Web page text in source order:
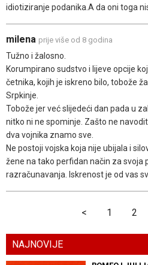
idiotiziranje podanika.A da oni toga
milena prije više od 8 godina
Tužno i žalosno.
Korumpirano sudstvo i lijeve opcije
četnika, kojih je iskreno bilo, tobože
Srpkinje.
Tobože jer već slijedeći dan pada u
nitko ni ne spominje. Zašto ne
dva vojnika znamo sve.
Ne postoji vojska koja nije ubijala i
žene na tako perfidan način za svoja
razračunavanja. Iskrenost je od vas
< 1 2
NAJNOVIJE